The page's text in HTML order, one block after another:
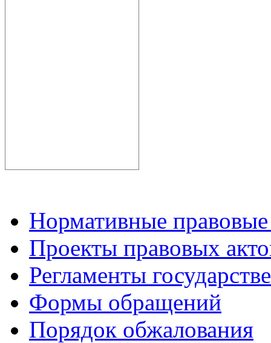
Нормативные
Проекты правовых
Регламенты
Формы обращений
Порядок обжалования